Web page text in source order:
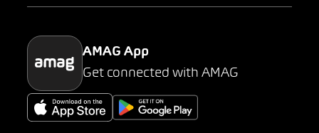
Parking
AMAG App
Get connected with AMAG